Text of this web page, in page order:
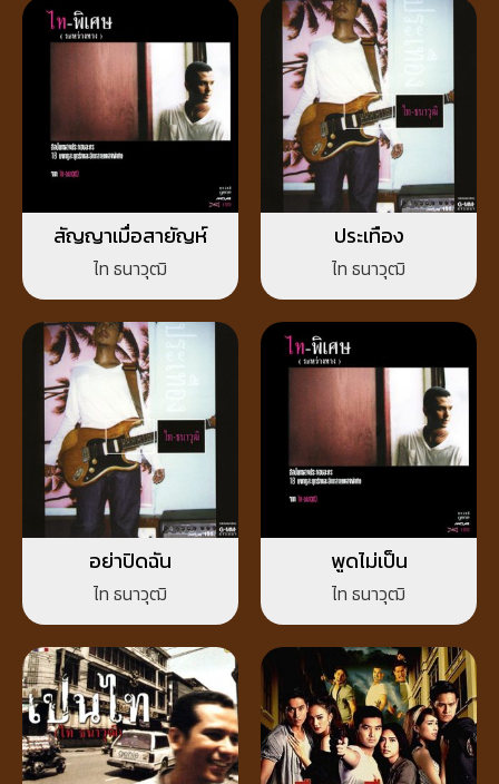
สัญญาเมื่อสายัญห์
ไท ธนาวุฒิ
ประเทือง
ไท ธนาวุฒิ
อย่าปิดฉัน
ไท ธนาวุฒิ
พูดไม่เป็น
ไท ธนาวุฒิ